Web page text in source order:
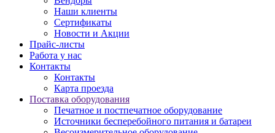
Наши клиенты
Сертификаты
Новости и Акции
Прайс-листы
Работа у нас
Контакты
Контакты
Карта проезда
Поставка оборудования
Печатное и постпечатное оборудование
Источники бесперебойного питания и батареи